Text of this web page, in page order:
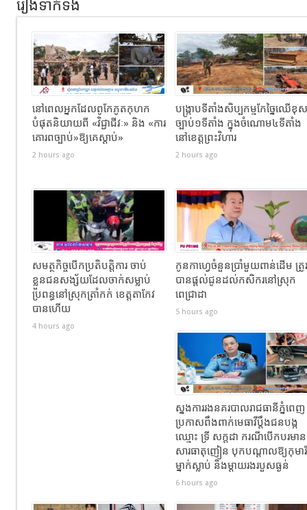
រឿងទាក់ទង
នៅពេលអ្នកដែលពូកែភូតកុហក
បំផុតនិយាយពី «វិជ្ជាជីវៈ» និង «ការ
គោរពច្បាប់»ឱ្យគេស្តាប់»
2 hours ago
បង្រ្កាបទីតាំងសិប្បកម្មកែច្នៃឈើខុស
ច្បាប់១ទីតាំង ក្នុងចំណោម៤ទីតាំង
នៅខេត្តព្រះវិហារ
2 hours ago
សមត្ថកិច្ចបើកប្រតិបត្តិការ ចាប់
ខ្លួនជនសង្ស័យដែលចាក់សម្លាប់
ប្រពន្ធនៅស្រុកត្រាំកក់ ខេត្តតាកែវ
បានហេីយ
4 hours ago
កូនកាហ្វេចំនួនប្រាំមួយពាន់ដើម ត្រូ
បានផ្តល់ជូនដល់កសិករនៅស្រុក
ពេជ្រាដា
5 hours ago
ស្នងការរងនគរបាលរាជធានីភ្នំពេញ
ប្រកាសពឹងពាក់មេធាវីប្តឹងជនបង្ក
ឈ្មោះ ទ្រី សក្ដដា ករណីបើកបរមាន
សារធាតុញៀន បុកបណ្តាលឱ្យកុមារី
ម្នាក់ស្លាប់ និងម្តាយរងរបួសធ្ងន់
6 hours ago